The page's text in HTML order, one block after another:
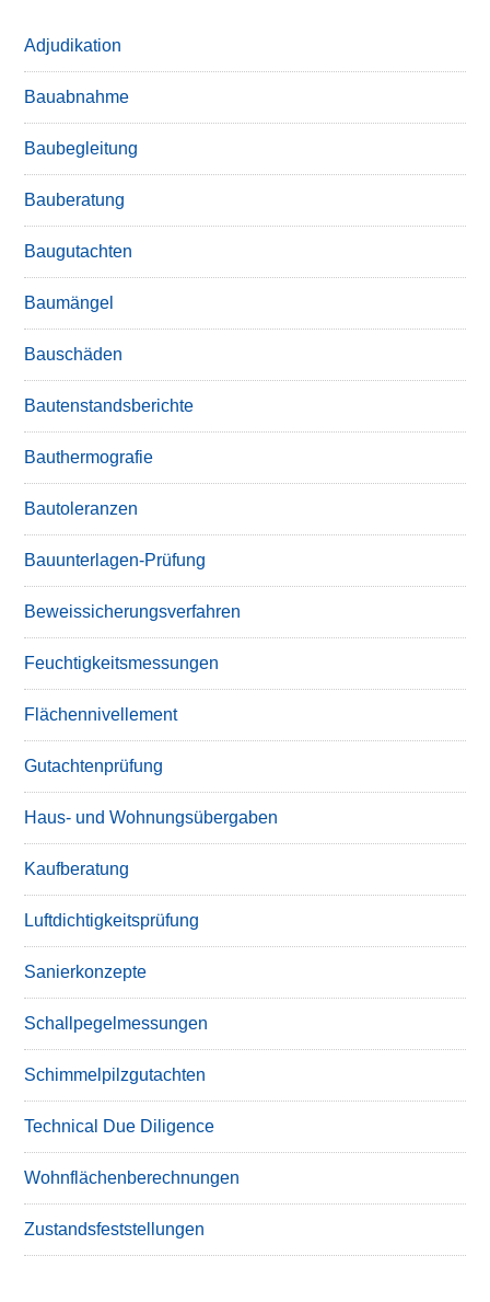
Adjudikation
Bauabnahme
Baubegleitung
Bauberatung
Baugutachten
Baumängel
Bauschäden
Bautenstandsberichte
Bauthermografie
Bautoleranzen
Bauunterlagen-Prüfung
Beweissicherungsverfahren
Feuchtigkeitsmessungen
Flächennivellement
Gutachtenprüfung
Haus- und Wohnungsübergaben
Kaufberatung
Luftdichtigkeitsprüfung
Sanierkonzepte
Schallpegelmessungen
Schimmelpilzgutachten
Technical Due Diligence
Wohnflächenberechnungen
Zustandsfeststellungen